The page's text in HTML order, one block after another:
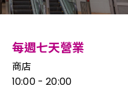
每週七天營業
商店
10:00 - 20:00